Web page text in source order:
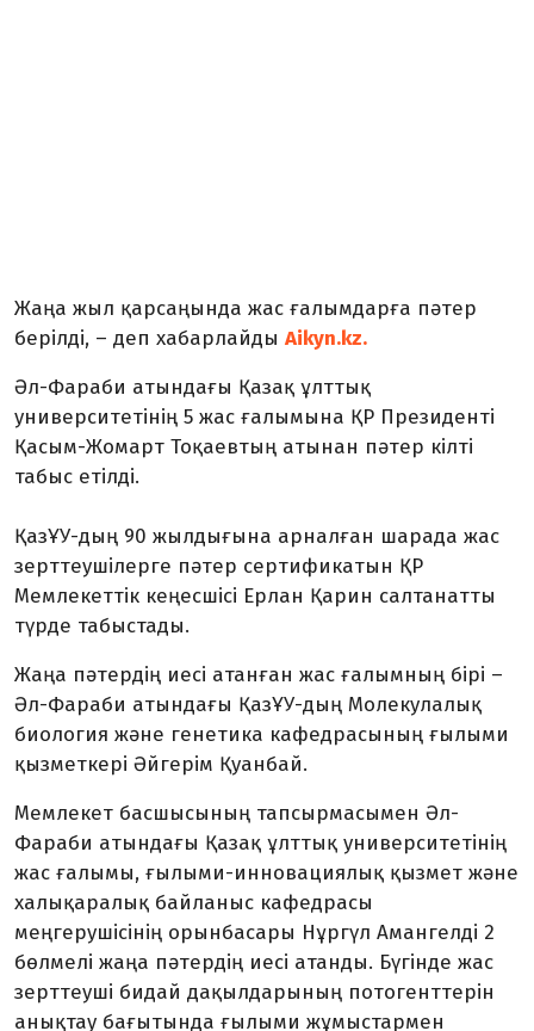
Жаңа жыл қарсаңында жас ғалымдарға пәтер
берілді, – деп хабарлайды Aikyn.kz.
Әл-Фараби атындағы Қазақ ұлттық
университетінің 5 жас ғалымына ҚР Президенті
Қасым-Жомарт Тоқаевтың атынан пәтер кілті
табыс етілді.
ҚазҰУ-дың 90 жылдығына арналған шарада жас
зерттеушілерге пәтер сертификатын ҚР
Мемлекеттік кеңесшісі Ерлан Қарин салтанатты
түрде табыстады.
Жаңа пәтердің иесі атанған жас ғалымның бірі –
Әл-Фараби атындағы ҚазҰУ-дың Молекулалық
биология және генетика кафедрасының ғылыми
қызметкері Әйгерім Қуанбай.
Мемлекет басшысының тапсырмасымен Әл-
Фараби атындағы Қазақ ұлттық университетінің
жас ғалымы, ғылыми-инновациялық қызмет және
халықаралық байланыс кафедрасы
меңгерушісінің орынбасары Нұргүл Амангелді 2
бөлмелі жаңа пәтердің иесі атанды. Бүгінде жас
зерттеуші бидай дақылдарының потогенттерін
анықтау бағытында ғылыми жұмыстармен